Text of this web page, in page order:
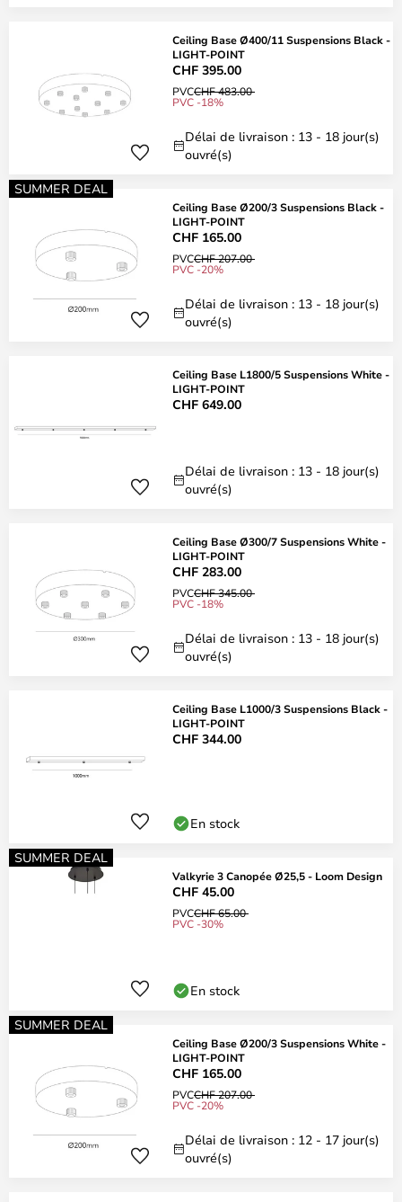
Ceiling Base Ø400/11 Suspensions Black -
LIGHT-POINT
CHF 395.00
PVCCHF 483.00
PVC -18%
Délai de livraison : 13 - 18 jour(s)
ouvré(s)
SUMMER DEAL
Ceiling Base Ø200/3 Suspensions Black -
LIGHT-POINT
CHF 165.00
PVCCHF 207.00
PVC -20%
Délai de livraison : 13 - 18 jour(s)
ouvré(s)
Ceiling Base L1800/5 Suspensions White -
LIGHT-POINT
CHF 649.00
Délai de livraison : 13 - 18 jour(s)
ouvré(s)
Ceiling Base Ø300/7 Suspensions White -
LIGHT-POINT
CHF 283.00
PVCCHF 345.00
PVC -18%
Délai de livraison : 13 - 18 jour(s)
ouvré(s)
Ceiling Base L1000/3 Suspensions Black -
LIGHT-POINT
CHF 344.00
En stock
SUMMER DEAL
Valkyrie 3 Canopée Ø25,5 - Loom Design
CHF 45.00
PVCCHF 65.00
PVC -30%
En stock
SUMMER DEAL
Ceiling Base Ø200/3 Suspensions White -
LIGHT-POINT
CHF 165.00
PVCCHF 207.00
PVC -20%
Délai de livraison : 12 - 17 jour(s)
ouvré(s)